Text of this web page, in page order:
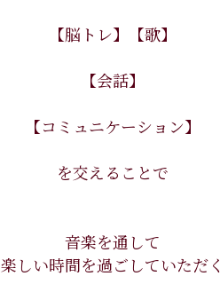
【脳トレ】【歌】
【会話】
【コミュニケーション】
を交えることで
音楽を通して
楽しい時間を過ごしていただ